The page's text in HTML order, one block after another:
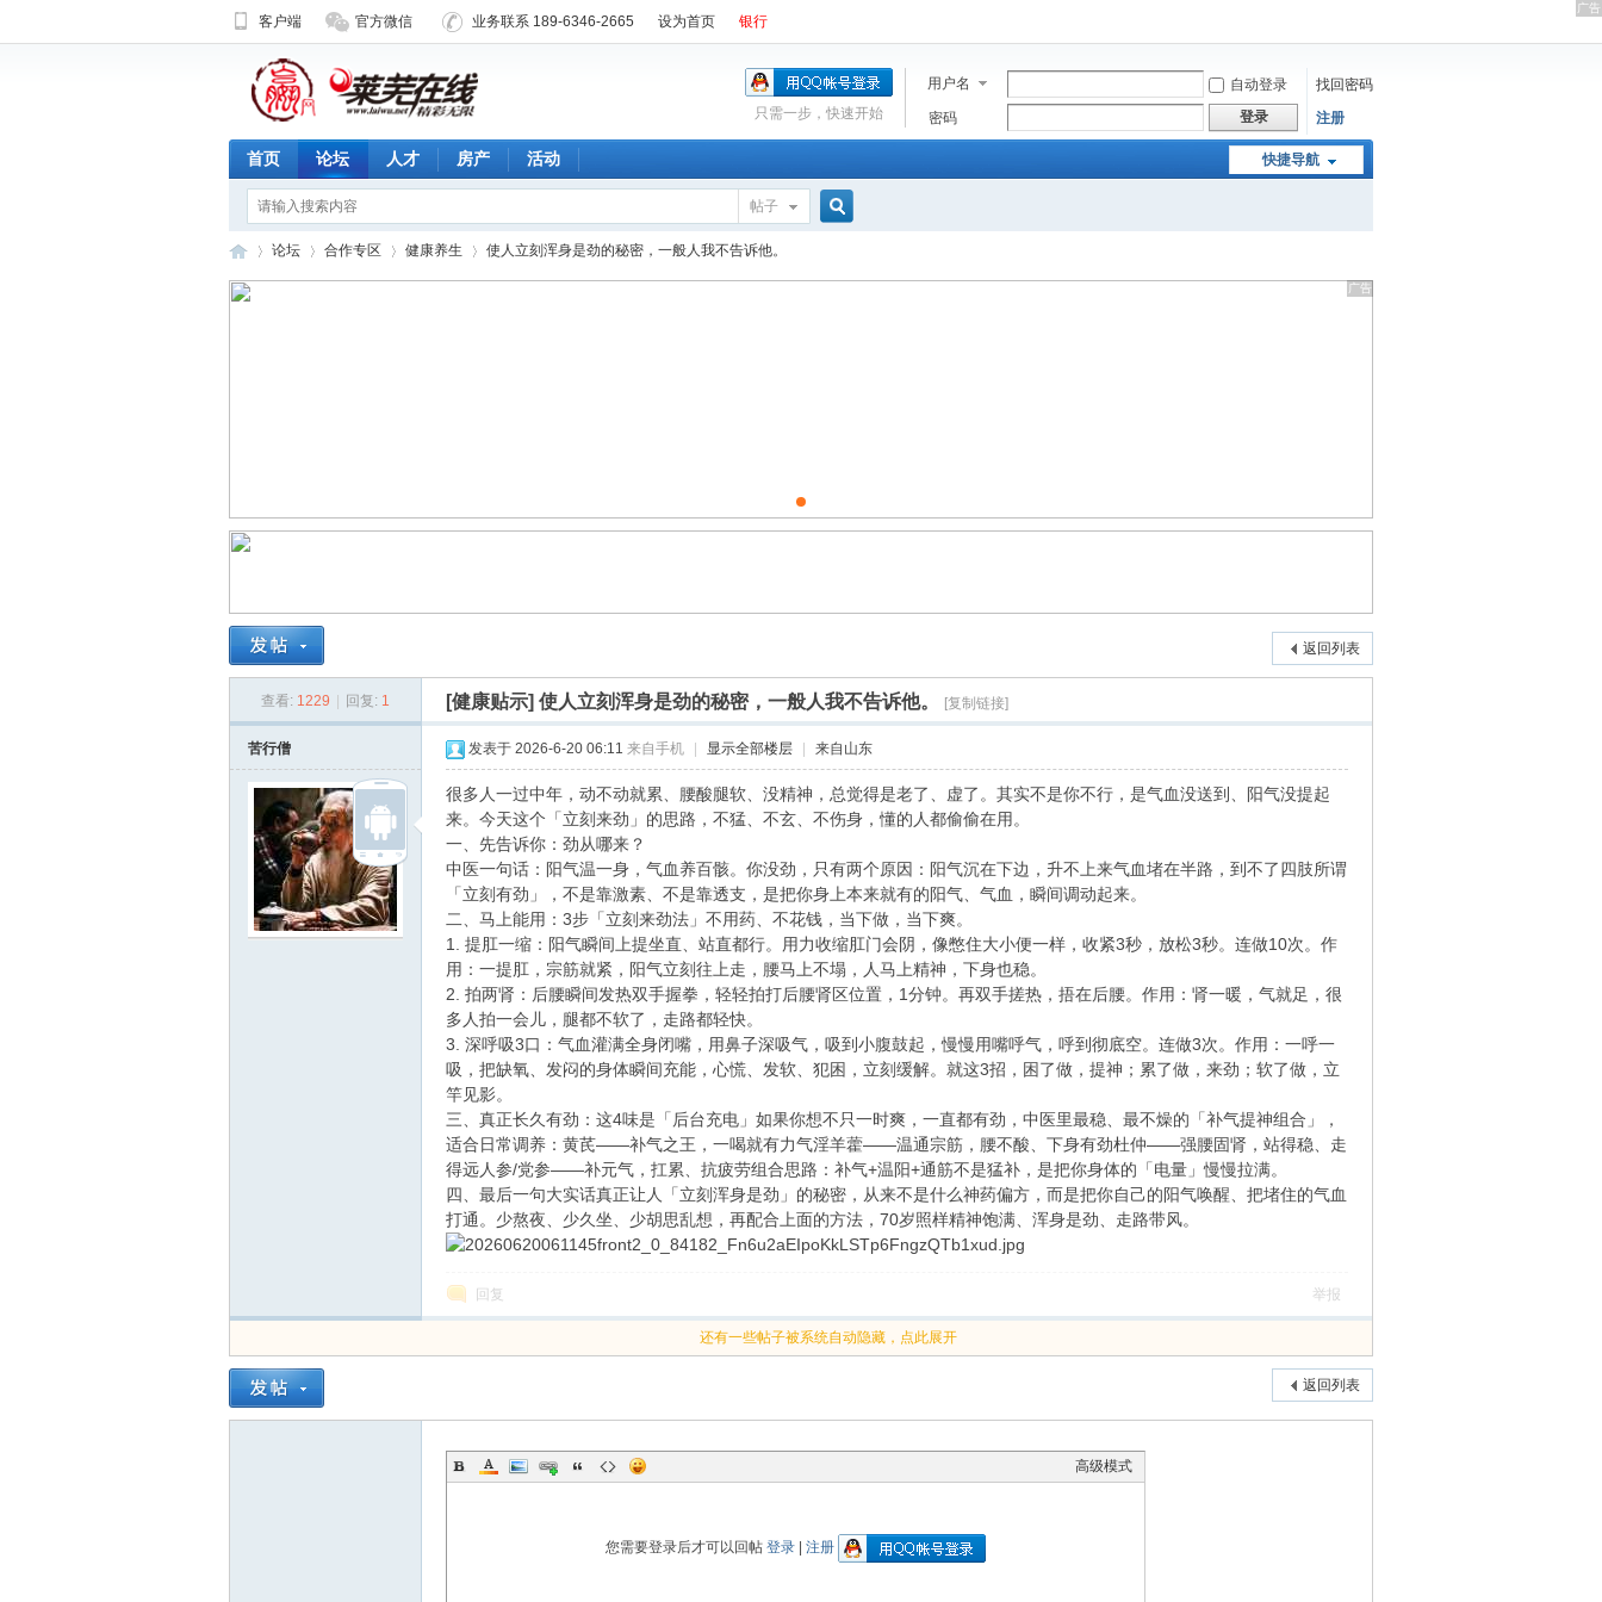
客户端 官方微信 业务联系 189-6346-2665 设为首页 银行
用户名 自动登录
找回密码
密码
登录 注册
只需一步，快速开始
快捷导航
首页 论坛 人才 房产 活动
帖子
论坛 合作专区 健康养生 使人立刻浑身是劲的秘密，一般人我不告诉他。
返回列表
查看: 1229 回复: 1 [健康贴示] 使人立刻浑身是劲的秘密，一般人我不告诉他。 [复制链接]
苦行僧 发表于 2026-6-20 06:11 来自手机 显示全部楼层 来自山东
很多人一过中年，动不动就累、腰酸腿软、没精神，总觉得是老了、虚了。其实不是你不行，是气血没送到、阳气没提起
来。今天这个「立刻来劲」的思路，不猛、不玄、不伤身，懂的人都偷偷在用。
一、先告诉你：劲从哪来？
中医一句话：阳气温一身，气血养百骸。你没劲，只有两个原因：阳气沉在下边，升不上来气血堵在半路，到不了四肢所谓
「立刻有劲」，不是靠激素、不是靠透支，是把你身上本来就有的阳气、气血，瞬间调动起来。
二、马上能用：3步「立刻来劲法」不用药、不花钱，当下做，当下爽。
1. 提肛一缩：阳气瞬间上提坐直、站直都行。用力收缩肛门会阴，像憋住大小便一样，收紧3秒，放松3秒。连做10次。作
用：一提肛，宗筋就紧，阳气立刻往上走，腰马上不塌，人马上精神，下身也稳。
2. 拍两肾：后腰瞬间发热双手握拳，轻轻拍打后腰肾区位置，1分钟。再双手搓热，捂在后腰。作用：肾一暖，气就足，很
多人拍一会儿，腿都不软了，走路都轻快。
3. 深呼吸3口：气血灌满全身闭嘴，用鼻子深吸气，吸到小腹鼓起，慢慢用嘴呼气，呼到彻底空。连做3次。作用：一呼一
吸，把缺氧、发闷的身体瞬间充能，心慌、发软、犯困，立刻缓解。就这3招，困了做，提神；累了做，来劲；软了做，立
竿见影。
三、真正长久有劲：这4味是「后台充电」如果你想不只一时爽，一直都有劲，中医里最稳、最不燥的「补气提神组合」，
适合日常调养：黄芪——补气之王，一喝就有力气淫羊藿——温通宗筋，腰不酸、下身有劲杜仲——强腰固肾，站得稳、走
得远人参/党参——补元气，扛累、抗疲劳组合思路：补气+温阳+通筋不是猛补，是把你身体的「电量」慢慢拉满。
四、最后一句大实话真正让人「立刻浑身是劲」的秘密，从来不是什么神药偏方，而是把你自己的阳气唤醒、把堵住的气血
打通。少熬夜、少久坐、少胡思乱想，再配合上面的方法，70岁照样精神饱满、浑身是劲、走路带风。
回复 举报
还有一些帖子被系统自动隐藏，点此展开
返回列表
高级模式
您需要登录后才可以回帖 登录 注册